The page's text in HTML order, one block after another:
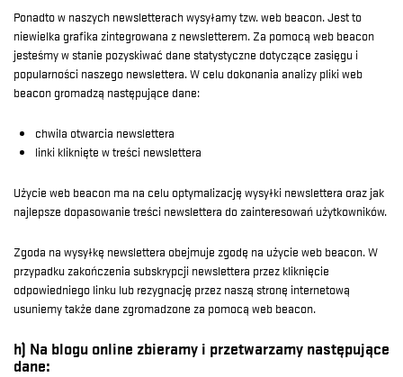
Ponadto w naszych newsletterach wysyłamy tzw. web beacon. Jest to
niewielka grafika zintegrowana z newsletterem. Za pomocą web beacon
jesteśmy w stanie pozyskiwać dane statystyczne dotyczące zasięgu i
popularności naszego newslettera. W celu dokonania analizy pliki web
beacon gromadzą następujące dane:
chwila otwarcia newslettera
linki kliknięte w treści newslettera
Użycie web beacon ma na celu optymalizację wysyłki newslettera oraz jak
najlepsze dopasowanie treści newslettera do zainteresowań użytkowników.
Zgoda na wysyłkę newslettera obejmuje zgodę na użycie web beacon. W
przypadku zakończenia subskrypcji newslettera przez kliknięcie
odpowiedniego linku lub rezygnację przez naszą stronę internetową
usuniemy także dane zgromadzone za pomocą web beacon.
h) Na blogu online zbieramy i przetwarzamy następujące
dane: